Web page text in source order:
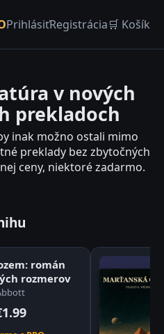
PrihlásiťRegistrácia🛒 Košík
v nových
prekladoch
inak možno ostali mimo
preklady bez zbytočných
ceny, niektoré zadarmo.
román
rozmerov